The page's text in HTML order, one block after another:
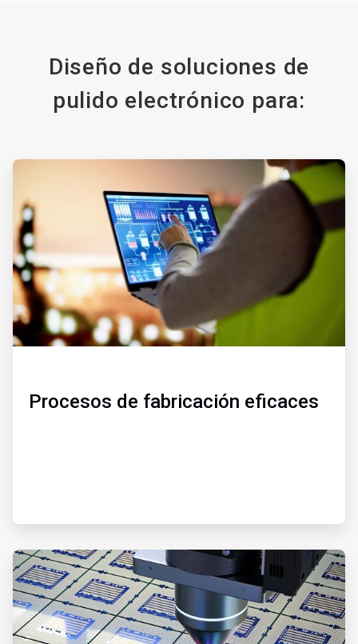
Diseño de soluciones de
pulido electrónico para:
ArticleTile
Procesos de fabricación eficaces
ArticleTile
2
de
3